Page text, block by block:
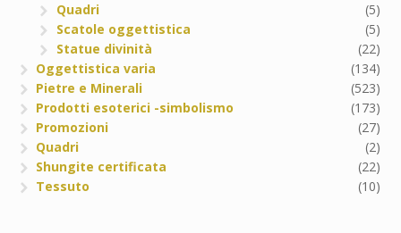
Quadri
(5)
Scatole oggettistica
(5)
Statue divinità
(22)
Oggettistica varia
(134)
Pietre e Minerali
(523)
Prodotti esoterici -simbolismo
(173)
Promozioni
(27)
Quadri
(2)
Shungite certificata
(22)
Tessuto
(10)